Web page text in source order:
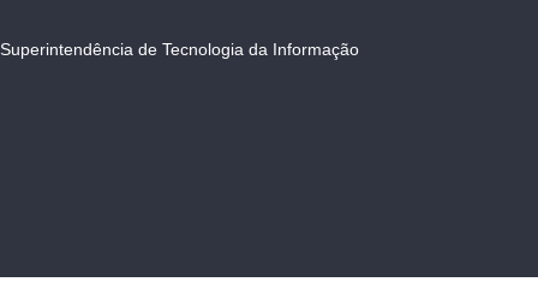
Superintendência de Tecnologia da Informação